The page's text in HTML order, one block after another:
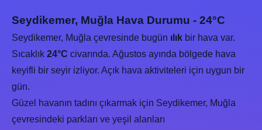
Seydikemer, Muğla Hava Durumu - 24°C
Seydikemer, Muğla çevresinde bugün ılık bir hava var.
Sıcaklık 24°C civarında. Ağustos ayında bölgede hava
keyifli bir seyir izliyor. Açık hava aktiviteleri için uygun bir
gün.
Güzel havanın tadını çıkarmak için Seydikemer, Muğla
çevresindeki parkları ve yeşil alanları